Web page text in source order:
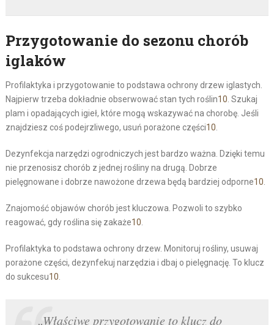
Przygotowanie do sezonu chorób
iglaków
Profilaktyka i przygotowanie to podstawa ochrony drzew iglastych.
Najpierw trzeba dokładnie obserwować stan tych roślin10 . Szukaj
plam i opadających igieł, które mogą wskazywać na chorobę. Jeśli
znajdziesz coś podejrzliwego, usuń porażone części10
Dezynfekcja narzędzi ogrodniczych jest bardzo ważna. Dzięki temu
nie przenosisz chorób z jednej rośliny na drugą. Dobrze
pielęgnowane i dobrze nawożone drzewa będą bardziej odporne10
Znajomość objawów chorób jest kluczowa. Pozwoli to szybko
reagować, gdy roślina się zakaże10
Profilaktyka to podstawa ochrony drzew. Monitoruj rośliny, usuwaj
porażone części, dezynfekuj narzędzia i dbaj o pielęgnację. To klucz
do sukcesu10
„Właściwe przygotowanie to klucz do